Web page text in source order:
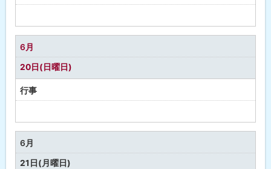
定
な
し
6月
20日(日曜日)
行事
定
な
し
6月
21日(月曜日)